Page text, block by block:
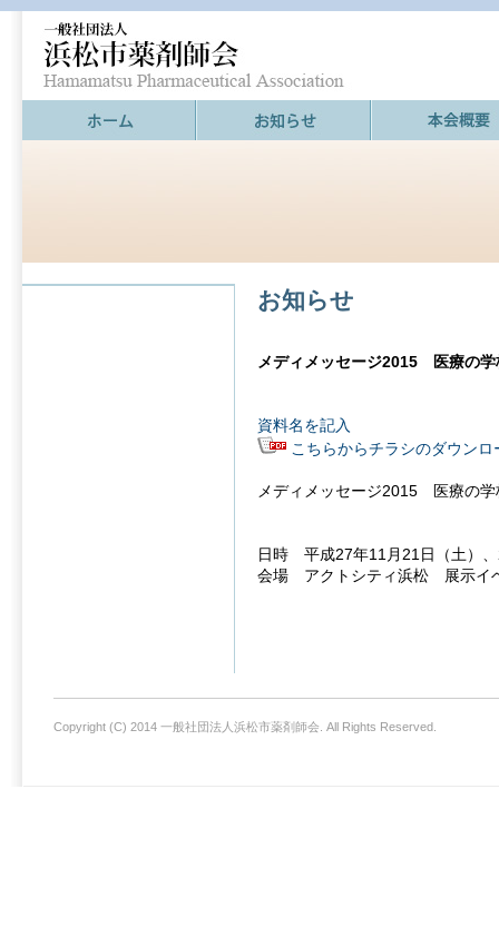
お知らせ
メディメッセージ2015 医療の学
資料名を記入
こちらからチラシのダウン
メディメッセージ2015 医療の学
日時 平成27年11月21日（土）
会場 アクトシティ浜松 展示イ
Copyright (C) 2014 一般社団法人浜松市薬剤師会. All Rights Reserved.